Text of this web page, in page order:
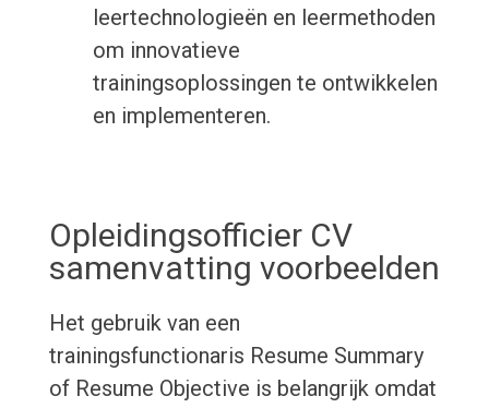
leertechnologieën en leermethoden
om innovatieve
trainingsoplossingen te ontwikkelen
en implementeren.
Opleidingsofficier CV
samenvatting voorbeelden
Het gebruik van een
trainingsfunctionaris Resume Summary
of Resume Objective is belangrijk omdat